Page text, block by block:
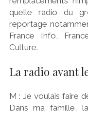
quelle radio du
reportage
France Info,
Culture.
La radio avant
M : Je voulais faire
Dans ma famille,